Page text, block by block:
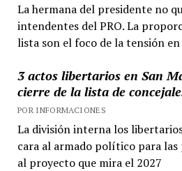
La hermana del presidente no
intendentes del PRO. La
lista son el foco de la tensión en
3 actos libertarios en San
cierre de la lista de
POR INFORMACIONES
La división interna los
cara al armado político para las
al proyecto que mira el 2027